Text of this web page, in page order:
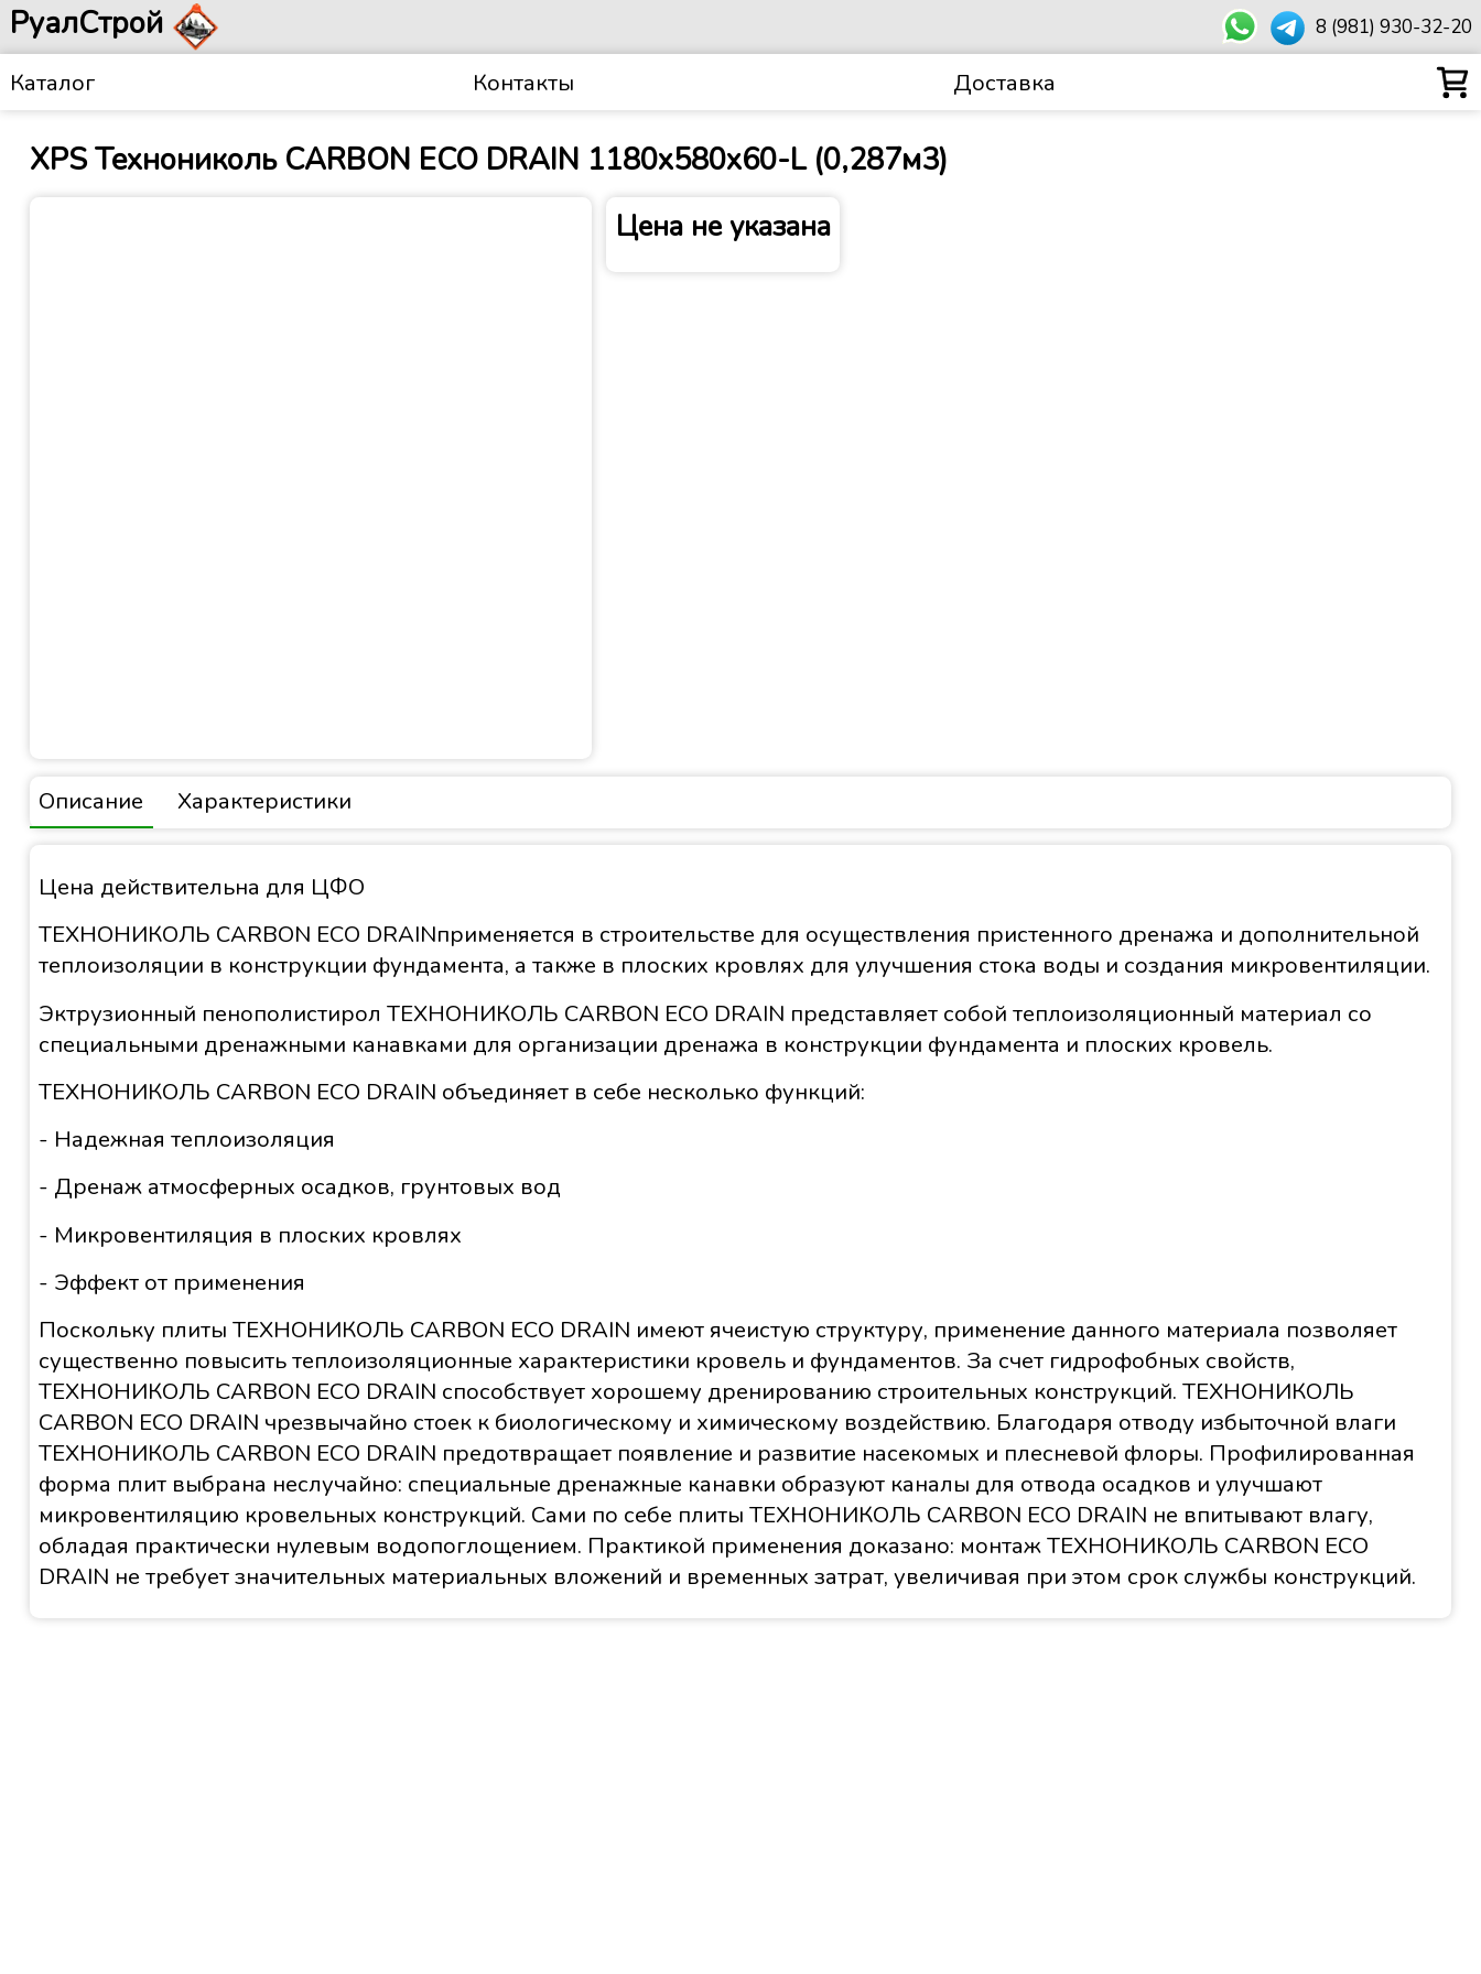
РуалСтрой 8 (981) 930-32-20
Каталог Контакты Доставка
XPS Технониколь CARBON ECO DRAIN 1180х580х60-L (0,287м3)
Цена не указана
Описание Характеристики
Цена действительна для ЦФО
ТЕХНОНИКОЛЬ CARBON ECO DRAINприменяется в строительстве для осуществления пристенного дренажа и дополнительной
теплоизоляции в конструкции фундамента, а также в плоских кровлях для улучшения стока воды и создания микровентиляции.
Эктрузионный пенополистирол ТЕХНОНИКОЛЬ CARBON ECO DRAIN представляет собой теплоизоляционный материал со
специальными дренажными канавками для организации дренажа в конструкции фундамента и плоских кровель.
ТЕХНОНИКОЛЬ CARBON ECO DRAIN объединяет в себе несколько функций:
- Надежная теплоизоляция
- Дренаж атмосферных осадков, грунтовых вод
- Микровентиляция в плоских кровлях
- Эффект от применения
Поскольку плиты ТЕХНОНИКОЛЬ CARBON ECO DRAIN имеют ячеистую структуру, применение данного материала позволяет
существенно повысить теплоизоляционные характеристики кровель и фундаментов. За счет гидрофобных свойств,
ТЕХНОНИКОЛЬ CARBON ECO DRAIN способствует хорошему дренированию строительных конструкций. ТЕХНОНИКОЛЬ
CARBON ECO DRAIN чрезвычайно стоек к биологическому и химическому воздействию. Благодаря отводу избыточной влаги
ТЕХНОНИКОЛЬ CARBON ECO DRAIN предотвращает появление и развитие насекомых и плесневой флоры. Профилированная
форма плит выбрана неслучайно: специальные дренажные канавки образуют каналы для отвода осадков и улучшают
микровентиляцию кровельных конструкций. Сами по себе плиты ТЕХНОНИКОЛЬ CARBON ECO DRAIN не впитывают влагу,
обладая практически нулевым водопоглощением. Практикой применения доказано: монтаж ТЕХНОНИКОЛЬ CARBON ECO
DRAIN не требует значительных материальных вложений и временных затрат, увеличивая при этом срок службы конструкций.